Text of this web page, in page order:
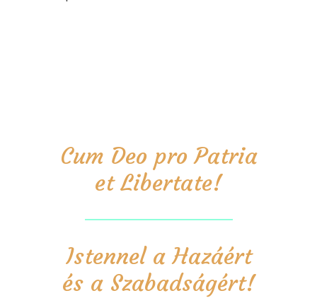
Cum Deo pro Patria
et Libertate!
Istennel a Hazáért
és a Szabadságért!